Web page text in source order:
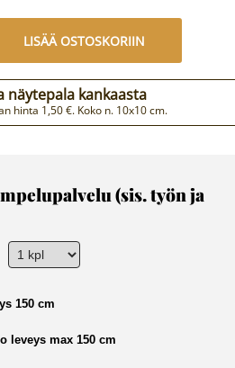
LISÄÄ OSTOSKORIIN
näytepala kankaasta
hinta 1,50 €. Koko n. 10x10 cm.
(sis. työn ja
150 cm
leveys max 150 cm